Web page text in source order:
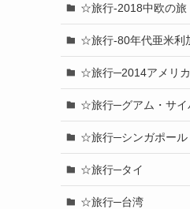
☆旅行-2018中欧の旅
☆旅行-80年代亜米利
☆旅行─2014アメリカ
☆旅行─グアム・サイ
☆旅行─シンガポール
☆旅行─タイ
☆旅行─台湾